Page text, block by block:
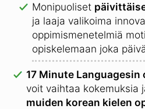
Monipuoliset
ja laaja valikoima
oppimismenetelmiä
opiskelemaan joka
17 Minute
voit vaihtaa kokemuksia
muiden korean kielen